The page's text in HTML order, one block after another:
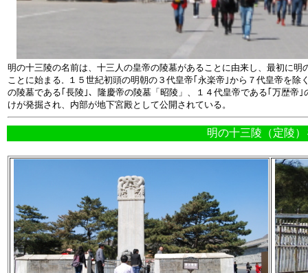
明の十三陵の名前は、十三人の皇帝の陵墓があることに由来し、最初に
ことに始まる
１５世紀初頭の明朝の３代皇帝｢永楽帝｣から７代皇帝を
の陵墓である｢長陵｣、隆慶帝の陵墓「昭陵」、１４代皇帝である｢万歴帝
けが発掘され、内部が地下宮殿として公開されている。
明の十三陵（定陵